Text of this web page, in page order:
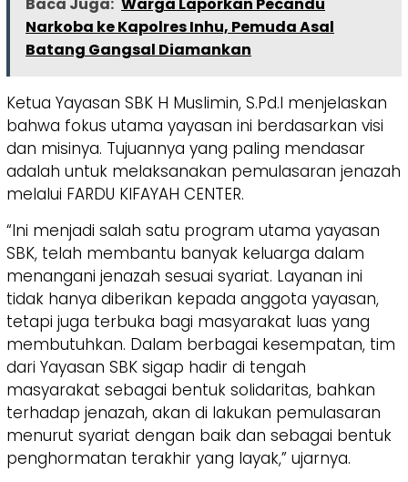
Baca Juga: Warga Laporkan Pecandu
Narkoba ke Kapolres Inhu, Pemuda Asal
Batang Gangsal Diamankan
Ketua Yayasan SBK H Muslimin, S.Pd.I menjelaskan
bahwa fokus utama yayasan ini berdasarkan visi
dan misinya. Tujuannya yang paling mendasar
adalah untuk melaksanakan pemulasaran jenazah
melalui FARDU KIFAYAH CENTER.
“Ini menjadi salah satu program utama yayasan
SBK, telah membantu banyak keluarga dalam
menangani jenazah sesuai syariat. Layanan ini
tidak hanya diberikan kepada anggota yayasan,
tetapi juga terbuka bagi masyarakat luas yang
membutuhkan. Dalam berbagai kesempatan, tim
dari Yayasan SBK sigap hadir di tengah
masyarakat sebagai bentuk solidaritas, bahkan
terhadap jenazah, akan di lakukan pemulasaran
menurut syariat dengan baik dan sebagai bentuk
penghormatan terakhir yang layak,” ujarnya.